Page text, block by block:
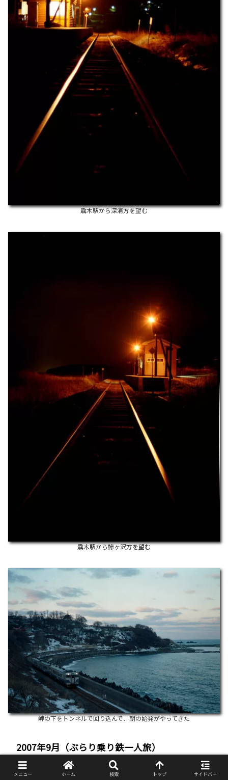
驫木駅から深浦方を望む
驫木駅から鰺ヶ沢方を望む
岬の下をトンネルで回り込んで、朝の始発がやってきた
2007年9月（ぶらり乗り鉄一人旅）
メニュー ホーム 検索 トップ サイドバー